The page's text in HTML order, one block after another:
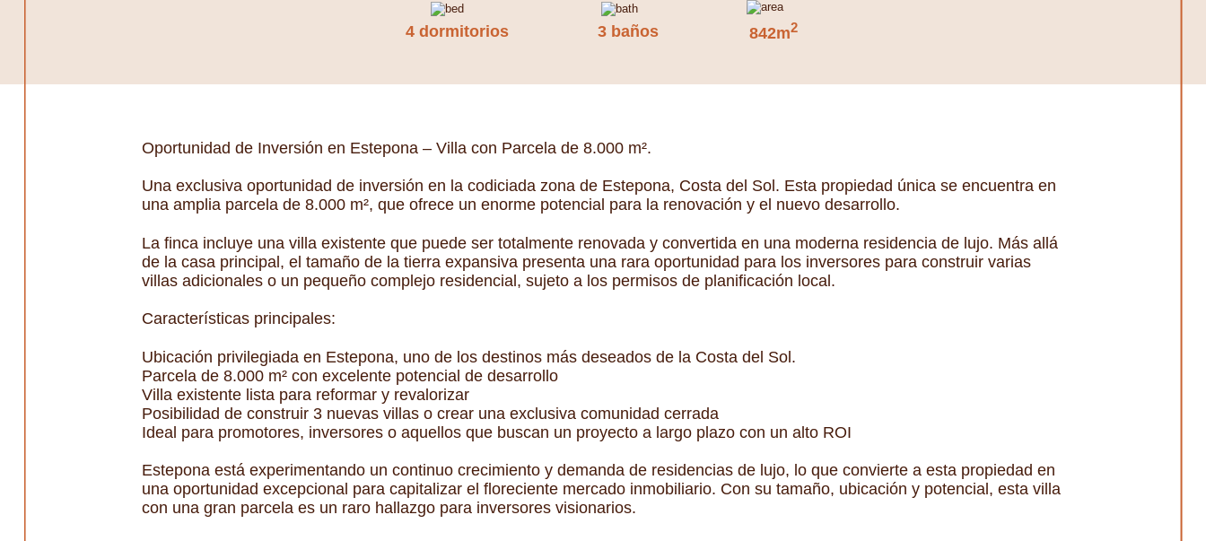
4 dormitorios 3 baños 842m2
Oportunidad de Inversión en Estepona – Villa con Parcela de 8.000 m².
Una exclusiva oportunidad de inversión en la codiciada zona de Estepona, Costa del Sol. Esta propiedad única se encuentra en
una amplia parcela de 8.000 m², que ofrece un enorme potencial para la renovación y el nuevo desarrollo.
La finca incluye una villa existente que puede ser totalmente renovada y convertida en una moderna residencia de lujo. Más allá
de la casa principal, el tamaño de la tierra expansiva presenta una rara oportunidad para los inversores para construir varias
villas adicionales o un pequeño complejo residencial, sujeto a los permisos de planificación local.
Características principales:
Ubicación privilegiada en Estepona, uno de los destinos más deseados de la Costa del Sol.
Parcela de 8.000 m² con excelente potencial de desarrollo
Villa existente lista para reformar y revalorizar
Posibilidad de construir 3 nuevas villas o crear una exclusiva comunidad cerrada
Ideal para promotores, inversores o aquellos que buscan un proyecto a largo plazo con un alto ROI
Estepona está experimentando un continuo crecimiento y demanda de residencias de lujo, lo que convierte a esta propiedad en
una oportunidad excepcional para capitalizar el floreciente mercado inmobiliario. Con su tamaño, ubicación y potencial, esta villa
con una gran parcela es un raro hallazgo para inversores visionarios.